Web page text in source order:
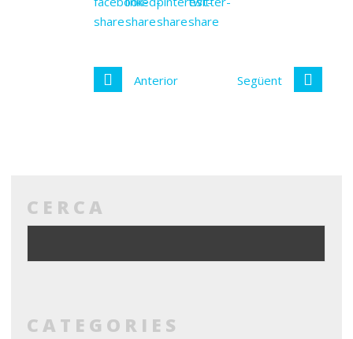
Anterior Següent
CERCA
CATEGORIES